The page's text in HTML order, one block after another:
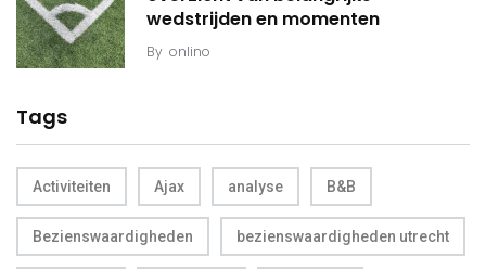
wedstrijden en momenten
By onlino
Tags
Activiteiten Ajax analyse B&B
Bezienswaardigheden bezienswaardigheden utrecht